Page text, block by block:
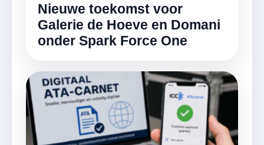
Nieuwe toekomst voor
Galerie de Hoeve en Domani
onder Spark Force One